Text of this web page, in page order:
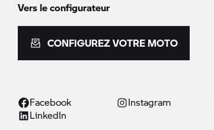
Vers le configurateur
CONFIGUREZ VOTRE MOTO
Facebook Instagram
LinkedIn